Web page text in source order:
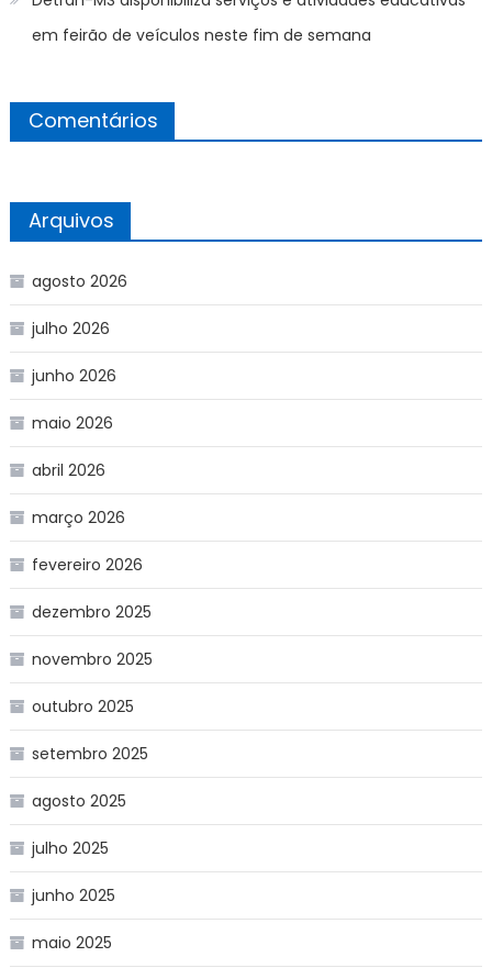
em feirão de veículos neste fim de semana
Comentários
Arquivos
agosto 2026
julho 2026
junho 2026
maio 2026
abril 2026
março 2026
fevereiro 2026
dezembro 2025
novembro 2025
outubro 2025
setembro 2025
agosto 2025
julho 2025
junho 2025
maio 2025